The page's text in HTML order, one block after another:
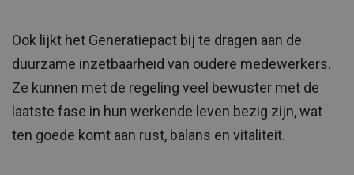
Ook lijkt het Generatiepact bij te dragen aan de
duurzame inzetbaarheid van oudere medewerkers.
Ze kunnen met de regeling veel bewuster met de
laatste fase in hun werkende leven bezig zijn, wat
ten goede komt aan rust, balans en vitaliteit.